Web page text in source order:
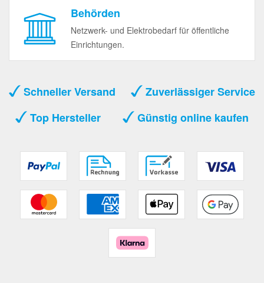
Behörden
Netzwerk- und Elektrobedarf für öffentliche
Einrichtungen.
Schneller Versand
Zuverlässiger Service
Top Hersteller
Günstig online kaufen